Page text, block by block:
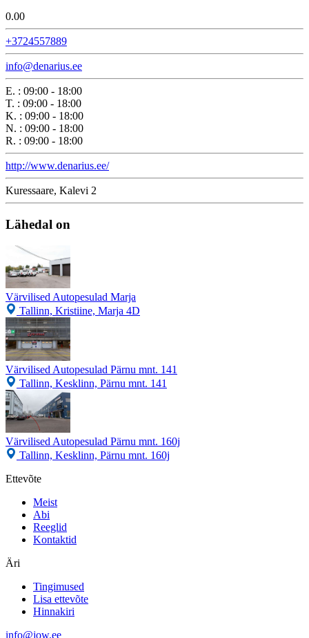
0.00
+3724557889
info@denarius.ee
E. : 09:00 - 18:00
T. : 09:00 - 18:00
K. : 09:00 - 18:00
N. : 09:00 - 18:00
R. : 09:00 - 18:00
http://www.denarius.ee/
Kuressaare, Kalevi 2
Lähedal on
Värvilised Autopesulad Marja
Tallinn, Kristiine, Marja 4D
Värvilised Autopesulad Pärnu mnt. 141
Tallinn, Kesklinn, Pärnu mnt. 141
Värvilised Autopesulad Pärnu mnt. 160j
Tallinn, Kesklinn, Pärnu mnt. 160j
Ettevõte
Meist
Abi
Reeglid
Kontaktid
Äri
Tingimused
Lisa ettevõte
Hinnakiri
info@jow.ee